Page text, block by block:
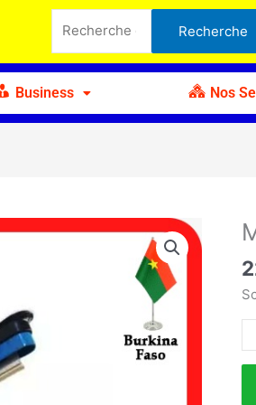
pour :
Recherche
Business Nos
à